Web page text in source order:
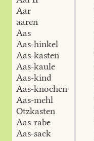
Aar
aaren
Aas
Aas-hinkel
Aas-kasten
Aas-kaule
Aas-kind
Aas-knochen
Aas-mehl
Otzkasten
Aas-rabe
Aas-sack